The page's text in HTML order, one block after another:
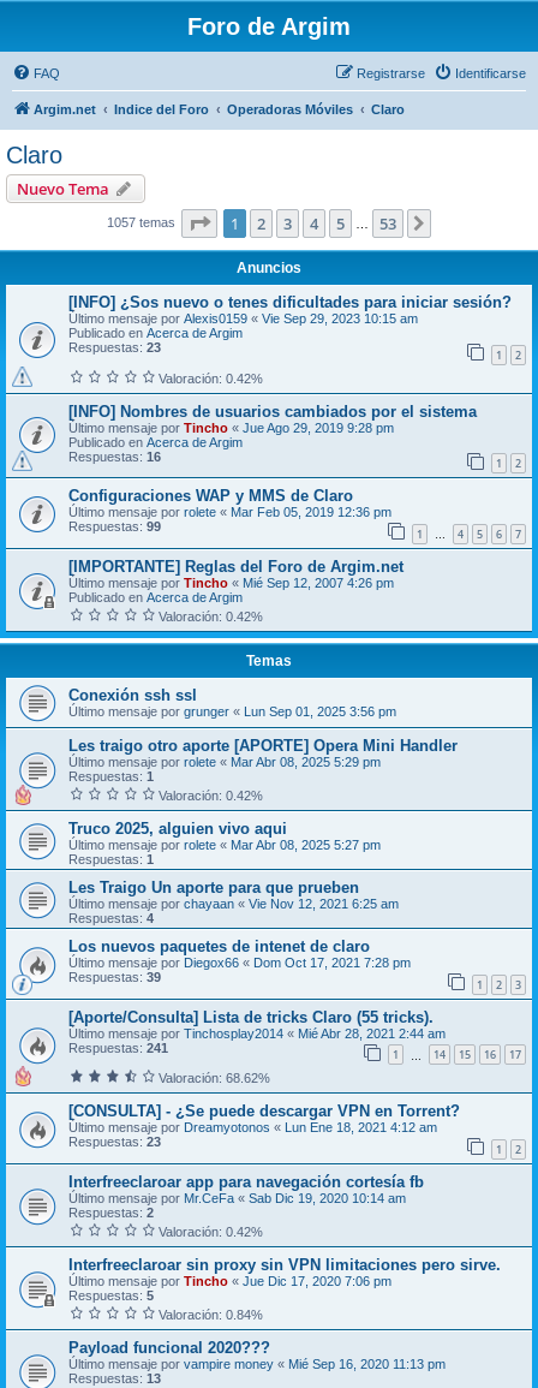
Foro de Argim
FAQ Identificarse
Registrarse
Argim.net Indice del Foro Operadoras Móviles Claro
Claro
Nuevo Tema
1057 temas Página de 53
1 2 3 4 5 53
Anuncios
[INFO] ¿Sos nuevo o tenes dificultades para iniciar sesión?
Último mensaje por Alexis0159 « Vie Sep 29, 2023 10:15 am
Publicado en Acerca de Argim
Respuestas: 23 1 2
Valoración: 0.42%
[INFO] Nombres de usuarios cambiados por el sistema
Último mensaje por Tincho « Jue Ago 29, 2019 9:28 pm
Publicado en Acerca de Argim
Respuestas: 16 1 2
Configuraciones WAP y MMS de Claro
Último mensaje por rolete « Mar Feb 05, 2019 12:36 pm
Respuestas: 99 1 … 4 5 6 7
[IMPORTANTE] Reglas del Foro de Argim.net
Último mensaje por Tincho « Mié Sep 12, 2007 4:26 pm
Publicado en Acerca de Argim
Valoración: 0.42%
Temas
Conexión ssh ssl
Último mensaje por grunger « Lun Sep 01, 2025 3:56 pm
Les traigo otro aporte [APORTE] Opera Mini Handler
Último mensaje por rolete « Mar Abr 08, 2025 5:29 pm
Respuestas: 1
Valoración: 0.42%
Truco 2025, alguien vivo aqui
Último mensaje por rolete « Mar Abr 08, 2025 5:27 pm
Respuestas: 1
Les Traigo Un aporte para que prueben
Último mensaje por chayaan « Vie Nov 12, 2021 6:25 am
Respuestas: 4
Los nuevos paquetes de intenet de claro
Último mensaje por Diegox66 « Dom Oct 17, 2021 7:28 pm
Respuestas: 39 1 2 3
[Aporte/Consulta] Lista de tricks Claro (55 tricks).
Último mensaje por Tinchosplay2014 « Mié Abr 28, 2021 2:44 am
Respuestas: 241 1 14 15 16 17
Valoración: 68.62%
[CONSULTA] - ¿Se puede descargar VPN en Torrent?
Último mensaje por Dreamyotonos «
Lun Ene 18, 2021 4:12 am
Respuestas: 23 1 2
Interfreeclaroar app para navegación cortesía fb
Último mensaje por Mr.CeFa « Sab Dic 19, 2020 10:14 am
Respuestas: 2
Valoración: 0.42%
Interfreeclaroar sin proxy sin VPN limitaciones pero sirve.
Último mensaje por Tincho « Jue Dic 17, 2020 7:06 pm
Respuestas: 5
Valoración: 0.84%
Payload funcional 2020???
Último mensaje por vampire money « Mié Sep 16, 2020 11:13 pm
Respuestas: 13